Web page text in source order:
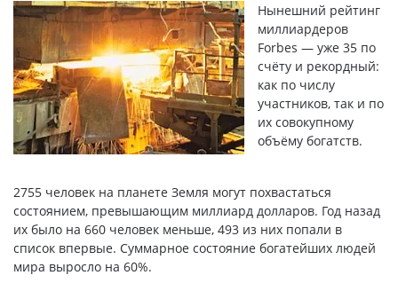
Нынешний рейтинг
миллиардеров
Forbes — уже 35 по
счёту и рекордный:
как по числу
участников, так и по
их совокупному
объёму богатств.
2755 человек на планете Земля могут похвастаться
состоянием, превышающим миллиард долларов. Год назад
их было на 660 человек меньше, 493 из них попали в
список впервые. Суммарное состояние богатейших людей
мира выросло на 60%.